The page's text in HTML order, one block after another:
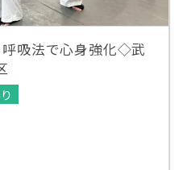
吸法で心身強化◇武